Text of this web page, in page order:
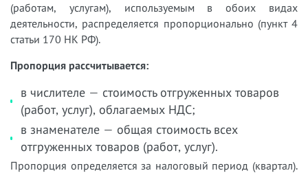
(работам, услугам), используемым в обоих видах
деятельности, распределяется пропорционально (пункт 4
статьи 170 НК РФ).
Пропорция рассчитывается:
в числителе — стоимость отгруженных товаров
(работ, услуг), облагаемых НДС;
в знаменателе — общая стоимость всех
отгруженных товаров (работ, услуг).
Пропорция определяется за налоговый период (квартал).